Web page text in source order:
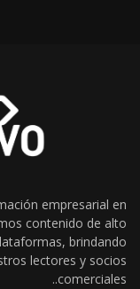
empresarial en
contenido de alto
brindando
lectores y socios
comerciales..